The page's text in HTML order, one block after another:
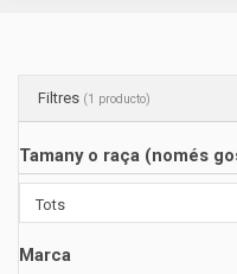
Filtres (1 producto)
Tamany o raça (només
Marca